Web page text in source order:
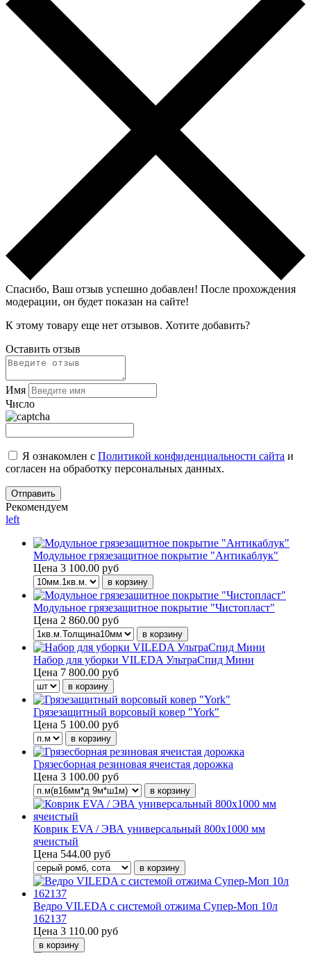
Спасибо, Ваш отзыв успешно добавлен! После прохождения
модерации, он будет показан на сайте!
К этому товару еще нет отзывов. Хотите добавить?
Оставить отзыв
Имя
Число
Я ознакомлен с Политикой конфиденциальности сайта и
согласен на обработку персональных данных.
Рекомендуем
left
Модульное грязезащитное покрытие "Антикаблук"
Цена 3 100.00 руб
Модульное грязезащитное покрытие "Чистопласт"
Цена 2 860.00 руб
Набор для уборки VILEDA УльтраСпид Мини
Цена 7 800.00 руб
Грязезащитный ворсовый ковер "York"
Цена 5 100.00 руб
Грязесборная резиновая ячеистая дорожка
Цена 3 100.00 руб
Коврик EVA / ЭВА универсальный 800х1000 мм
ячеистый
Цена 544.00 руб
Ведро VILEDA с системой отжима Супер-Моп 10л
162137
Цена 3 110.00 руб